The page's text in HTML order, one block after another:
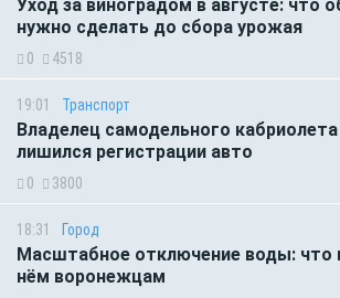
Уход за виноградом в августе: что
нужно сделать до сбора урожая
0 4518
19:01 Транспорт
Владелец самодельного
лишился регистрации авто
0 3800
18:31 Город
Масштабное отключение воды: что
нём воронежцам